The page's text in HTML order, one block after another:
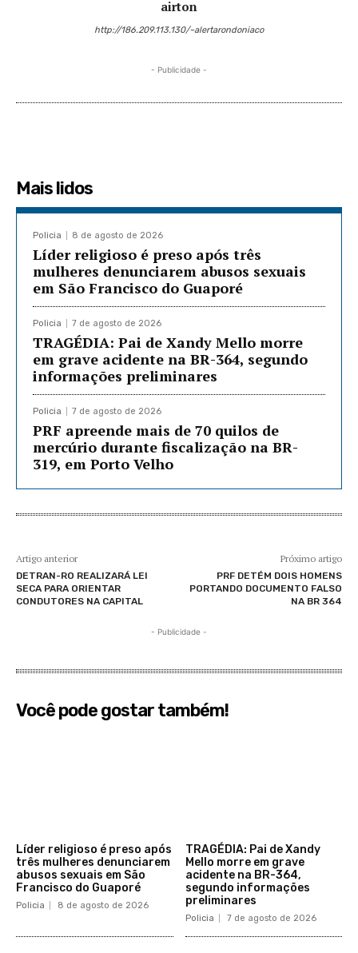
airton
http://186.209.113.130/~alertarondoniaco
- Publicidade -
Mais lidos
Policia 8 de agosto de 2026
Líder religioso é preso após três
mulheres denunciarem abusos sexuais
em São Francisco do Guaporé
Policia 7 de agosto de 2026
TRAGÉDIA: Pai de Xandy Mello morre
em grave acidente na BR-364, segundo
informações preliminares
Policia 7 de agosto de 2026
PRF apreende mais de 70 quilos de
mercúrio durante fiscalização na BR-
319, em Porto Velho
Artigo anterior
DETRAN-RO REALIZARÁ LEI
SECA PARA ORIENTAR
CONDUTORES NA CAPITAL
Próximo artigo
PRF DETÉM DOIS HOMENS
PORTANDO DOCUMENTO FALSO
NA BR 364
- Publicidade -
Você pode gostar também!
Líder religioso é preso após
três mulheres denunciarem
abusos sexuais em São
Francisco do Guaporé
Policia 8 de agosto de 2026
TRAGÉDIA: Pai de Xandy
Mello morre em grave
acidente na BR-364,
segundo informações
preliminares
Policia 7 de agosto de 2026